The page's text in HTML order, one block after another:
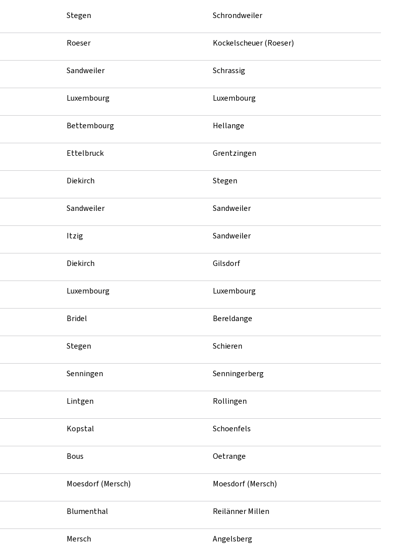
Stegen Schrondweiler
Roeser Kockelscheuer (Roeser)
Sandweiler Schrassig
Luxembourg Luxembourg
Bettembourg Hellange
Ettelbruck Grentzingen
Diekirch Stegen
Sandweiler Sandweiler
Itzig Sandweiler
Diekirch Gilsdorf
Luxembourg Luxembourg
Bridel Bereldange
Stegen Schieren
Senningen Senningerberg
Lintgen Rollingen
Kopstal Schoenfels
Bous Oetrange
Moesdorf (Mersch) Moesdorf (Mersch)
Blumenthal Reilänner Millen
Mersch Angelsberg